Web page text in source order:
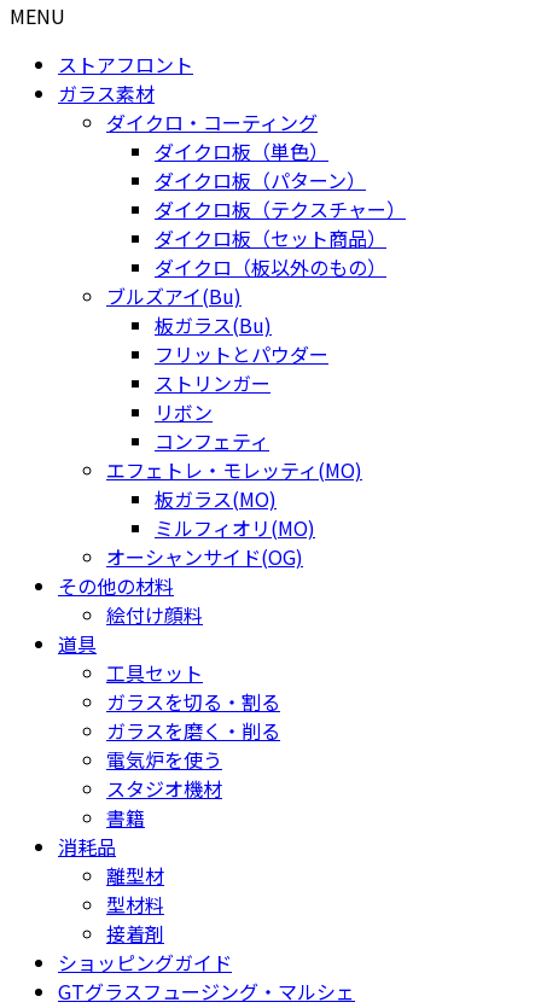
MENU
ストアフロント
ガラス素材
ダイクロ・コーティング
ダイクロ板（単色）
ダイクロ板（パターン）
ダイクロ板（テクスチャー）
ダイクロ板（セット商品）
ダイクロ（板以外のもの）
ブルズアイ(Bu)
板ガラス(Bu)
フリットとパウダー
ストリンガー
リボン
コンフェティ
エフェトレ・モレッティ(MO)
板ガラス(MO)
ミルフィオリ(MO)
オーシャンサイド(OG)
その他の材料
絵付け顔料
道具
工具セット
ガラスを切る・割る
ガラスを磨く・削る
電気炉を使う
スタジオ機材
書籍
消耗品
離型材
型材料
接着剤
ショッピングガイド
GTグラスフュージング・マルシェ